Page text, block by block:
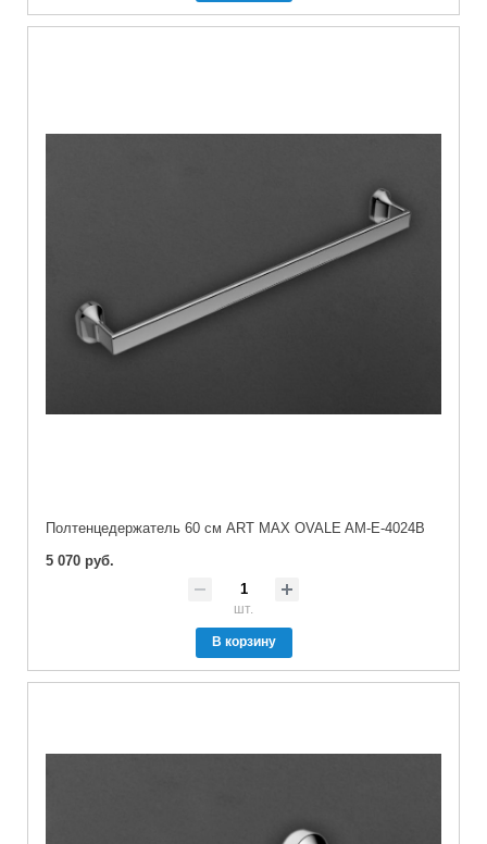
Полтенцедержатель 60 см ART MAX OVALE AM-E-4024B
5 070 руб.
шт.
В корзину